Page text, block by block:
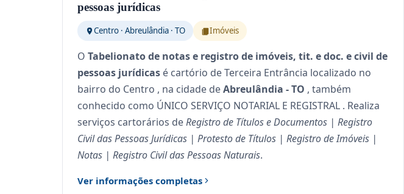
pessoas jurídicas
Centro · Abreulândia · TO Imóveis
O Tabelionato de notas e registro de imóveis, tit. e doc. e civil de
pessoas jurídicas é cartório de Terceira Entrância localizado no
bairro do Centro , na cidade deAbreulândia - TO , também
conhecido como ÚNICO SERVIÇO NOTARIAL E REGISTRAL . Realiza
serviços cartorários deRegistro de Títulos e Documentos | Registro
Civil das Pessoas Jurídicas | Protesto de Títulos | Registro de Imóveis |
Notas | Registro Civil das Pessoas Naturais.
Ver informações completas